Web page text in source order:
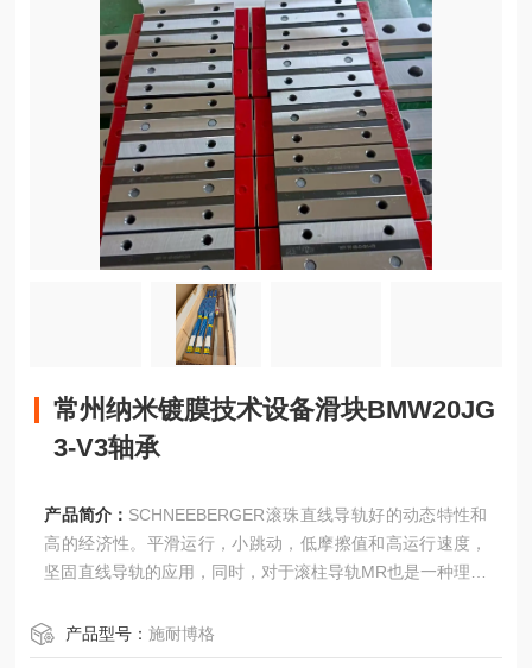
常州纳米镀膜技术设备滑块BMW20JG
3-V3轴承
产品简介： SCHNEEBERGER滚珠直线导轨好的动态特性和
高的经济性。平滑运行，小跳动，低摩擦值和高运行速度，
坚固直线导轨的应用，同时，对于滚柱导轨MR也是一种理想
常州纳米镀膜技术设备滑块BMW20JG3-V3轴承
产品型号：施耐博格